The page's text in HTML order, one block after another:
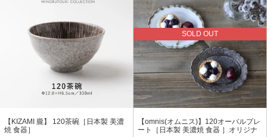
【KIZAMI 朧】 120茶碗［日本製 美濃
焼 食器］
SOLD OUT
【omnis(オムニス)】120オーバルプレ
ート［日本製 美濃焼 食器 ］オリジナ